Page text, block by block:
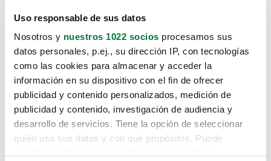
Uso responsable de sus datos
Nosotros y nuestros 1022 socios procesamos sus
datos personales, p.ej., su dirección IP, con tecnologías
como las cookies para almacenar y acceder la
información en su dispositivo con el fin de ofrecer
publicidad y contenido personalizados, medición de
publicidad y contenido, investigación de audiencia y
desarrollo de servicios. Tiene la opción de seleccionar
quién usa sus datos y con qué propósitos. Puede
Lo sentimos, no sabemos como
te hemos traido hasta aquí.
Pero puedes encontrar el coche que estás
buscando en alguno de estos enlaces: